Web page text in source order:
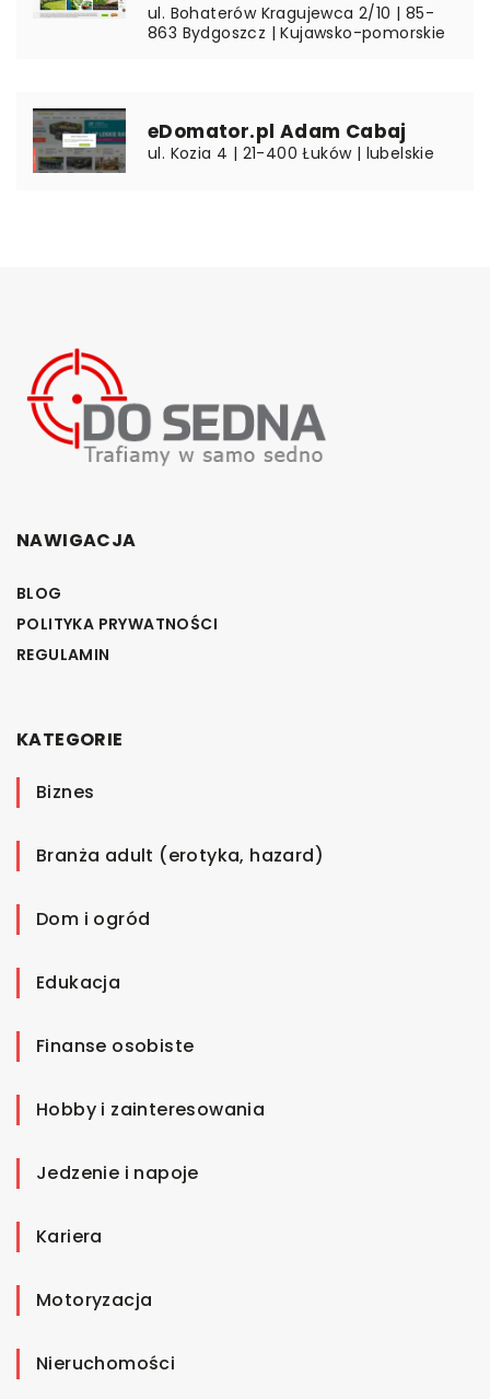
ul. Bohaterów Kragujewca 2/10 | 85-
863 Bydgoszcz | Kujawsko-pomorskie
eDomator.pl Adam Cabaj
ul. Kozia 4 | 21-400 Łuków | lubelskie
NAWIGACJA
BLOG
POLITYKA PRYWATNOŚCI
REGULAMIN
KATEGORIE
Biznes
Branża adult (erotyka, hazard)
Dom i ogród
Edukacja
Finanse osobiste
Hobby i zainteresowania
Jedzenie i napoje
Kariera
Motoryzacja
Nieruchomości